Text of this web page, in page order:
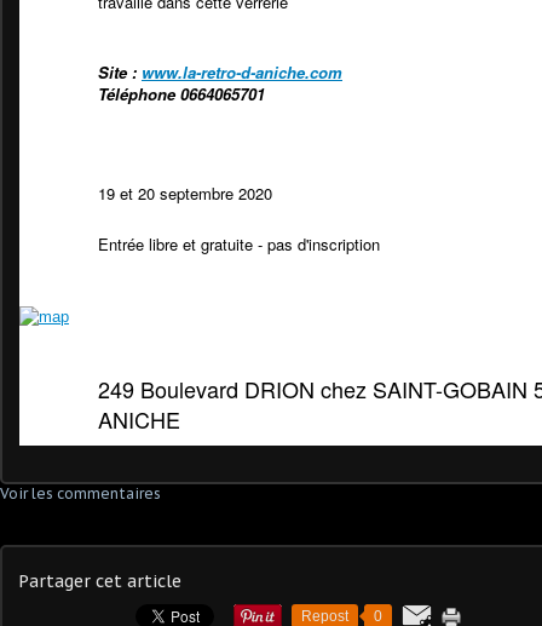
Site : www.la-retro-d-aniche.com
Téléphone 0664065701
19 et 20 septembre 2020
Entrée libre et gratuite - pas d'inscription
249 Boulevard DRION chez SAINT-GOBAIN
ANICHE
Voir les commentaires
Partager cet article
Repost 0